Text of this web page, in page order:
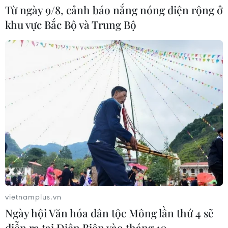
ASEAN Cup 2026: Indonesia tổn thất
lực lượng trước trận quyết đấu tuyển
03/08/2026 07:21
Làn sóng phản đối lan khắp châu Âu,
FIFA đối diện yêu cầu cải tổ
03/08/2026 05:01
Nhận định Campuchia vs
Timor Leste: Trận chiến vì 3 điểm
danh dự cho "Các chiến binh
Angkor"
Từ ngày 9/8, cảnh báo nắng nóng diện rộng ở
khu vực Bắc Bộ và Trung Bộ
vietnamplus.vn
Ngày hội Văn hóa dân tộc Mông lần thứ 4 sẽ